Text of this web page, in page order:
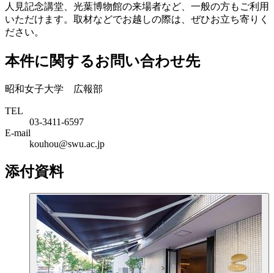
人見記念講堂、光葉博物館の来場者など、一般の方もご利用
いただけます。取材などでお越しの際は、ぜひお立ち寄りく
ださい。
本件に関するお問い合わせ先
昭和女子大学 広報部
TEL
03-3411-6597
E-mail
kouhou@swu.ac.jp
添付資料